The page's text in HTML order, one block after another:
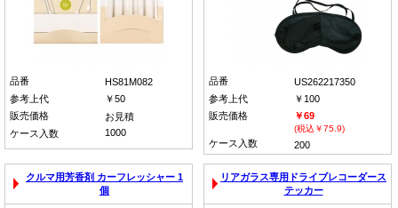
品番
HS81M082
参考上代
￥50
販売価格
お見積
ケース入数
1000
品番
US262217350
参考上代
￥100
販売価格
￥69
(税込￥75.9)
ケース入数 200
クルマ用芳香剤 カーフレッシャー 1
個
リアガラス専用ドライブレコーダース
テッカー